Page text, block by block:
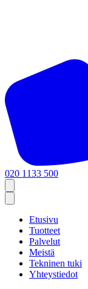
020 1133 500
Etusivu
Tuotteet
Palvelut
Meistä
Tekninen tuki
Yhteystiedot